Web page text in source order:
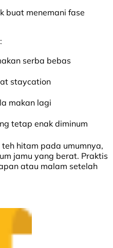
buat menemani fase
serba bebas
staycation
makan lagi
tetap enak diminum
hitam pada umumnya,
jamu yang berat. Praktis
atau malam setelah